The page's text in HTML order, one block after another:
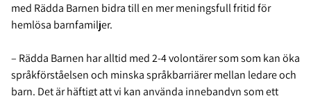
med Rädda Barnen bidra till en mer meningsfull fritid för
hemlösa barnfamiljer.
– Rädda Barnen har alltid med 2-4 volontärer som som kan öka
språkförståelsen och minska språkbarriärer mellan ledare och
barn. Det är häftigt att vi kan använda innebandyn som ett